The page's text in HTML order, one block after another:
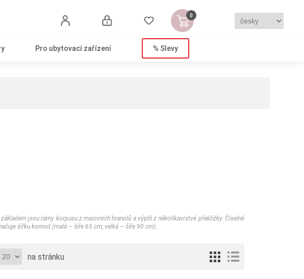
0
Pro ubytovací zařízení % Slevy
jsou rámy korpusu z masivních hranolů a výplň z několikavrstvé překližky. Číselné
šířku komod (malá – šíře 65 cm, velká – šíře 90 cm).
na stránku